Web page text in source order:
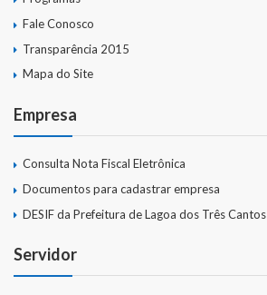
Fale Conosco
Transparência 2015
Mapa do Site
Empresa
Consulta Nota Fiscal Eletrônica
Documentos para cadastrar empresa
DESIF da Prefeitura de Lagoa dos Três Cantos
Servidor